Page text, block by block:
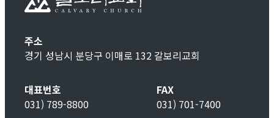
주소
경기 성남시 분당구 이매로 132 갈보리교회
대표번호
031) 789-8800
FAX
031) 701-7400